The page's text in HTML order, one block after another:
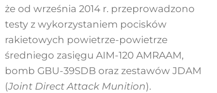
że od września 2014 r. przeprowadzono
testy z wykorzystaniem pocisków
rakietowych powietrze-powietrze
średniego zasięgu AIM-120 AMRAAM,
bomb GBU-39SDB oraz zestawów JDAM
(Joint Direct Attack Munition).